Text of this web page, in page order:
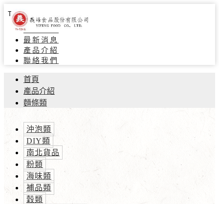
Toggle navigation
關於義峰
最新消息
產品介紹
聯絡我們
首頁
產品介紹
麵條類
沖泡類
DIY類
南北貨品
粉類
海味類
補品類
穀類